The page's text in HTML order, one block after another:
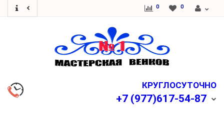
0 0
КРУГЛОСУТОЧНО
+7 (977)617-54-87